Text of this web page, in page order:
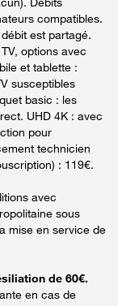
compatibles.
est partagé.
options avec
et tablette :
susceptibles
basic : les
UHD 4K : avec
pour
technicien
: 119€.
avec
sous
mise en service de
de 60€.
en cas de